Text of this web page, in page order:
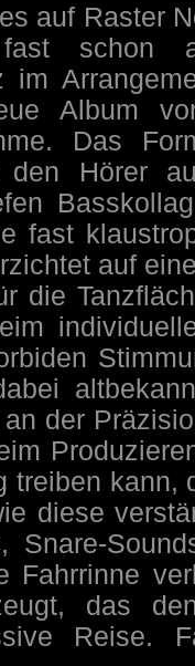
auf Raster
schon
im
Album
Das
den Hörer
fast
auf
die
der
treiben kann,
diese
Snare-
Fahrrinne
das